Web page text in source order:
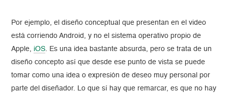
Por ejemplo, el diseño conceptual que presentan en el video
está corriendo Android, y no el sistema operativo propio de
Apple,iOS. Es una idea bastante absurda, pero se trata de un
diseño concepto así que desde ese punto de vista se puede
tomar como una idea o expresión de deseo muy personal por
parte del diseñador. Lo que sí hay que remarcar, es que no hay